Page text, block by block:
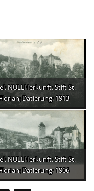
NULLHerkunft: Stift St.
Datierung: 1913
NULLHerkunft: Stift St.
Datierung: 1906